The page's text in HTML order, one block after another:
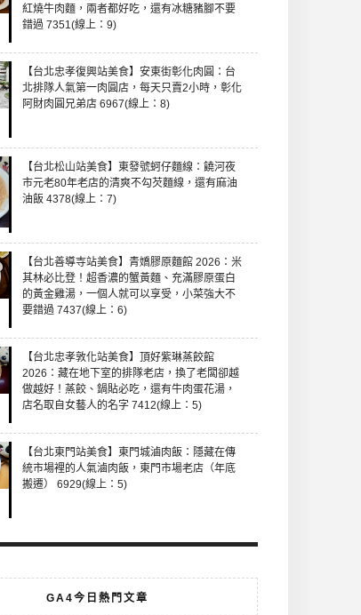
紅燒牛肉麵，兩者都好吃，還有冰糖豬腳不要
錯過 7351(線上：9)
【台北忠孝復興站美食】安東街彰化肉圓：台
北排隊人氣第一肉圓店，每天只賣2小時，彰化
阿財肉圓兄弟店 6967(線上：8)
【台北松山站美食】東發號蚵仔麵線：饒河夜
市元老80年老店的清爽不勾芡麵線，還有麻油
油飯 4378(線上：7)
【台北善導寺站美食】青嬌膠原麵館 2026：米
其林必比登！超香濃的蟹黃麵、充滿膠原蛋白
的黃金雞湯，一個人就可以享受，小菜強大不
要錯過 7437(線上：6)
【台北忠孝敦化站美食】頂好紫琳蒸餃館
2026：藏在地下室的排隊老店，換了老闆卻越
做越好！蒸餃、鍋貼必吃，還有牛肉蛋花湯，
店名取自女藝人的名字 7412(線上：5)
【台北東門站美食】東門城滷肉飯：隱藏在傳
統市場裡的人氣滷肉飯，東門市場老店（年底
搬遷） 6929(線上：5)
GA4今日熱門文章